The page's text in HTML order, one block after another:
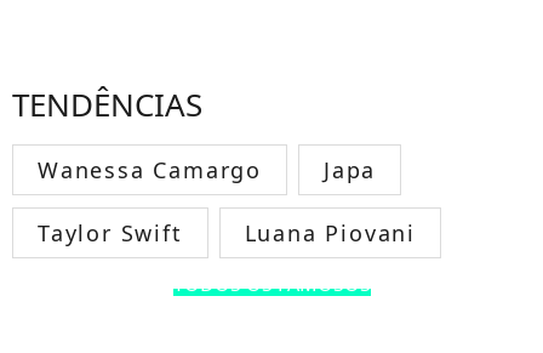
TENDÊNCIAS
Wanessa Camargo Japa
Taylor Swift Luana Piovani
TODOS OS FAMOSOS